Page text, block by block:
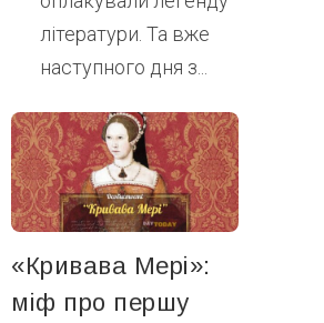
літератури. Та вже
наступного дня з...
«Кривава Мері»:
міф про першу